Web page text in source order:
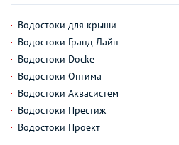
Водостоки для крыши
Водостоки Гранд Лайн
Водостоки Docke
Водостоки Оптима
Водостоки Аквасистем
Водостоки Престиж
Водостоки Проект